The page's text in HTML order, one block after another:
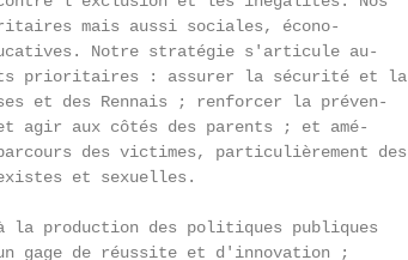
mais aussi sociales, écono-
Notre stratégie s'articule au-
prioritaires : assurer la sécurité et la
et des Rennais ; renforcer la préven-
agir aux côtés des parents ; et amé-
des victimes, particulièrement des
et sexuelles.
la production des politiques publiques
gage de réussite et d'innovation ;